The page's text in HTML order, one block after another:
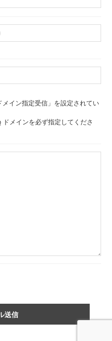
メイン指定受信」を設定されてい
ドメインを必ず指定してくださ